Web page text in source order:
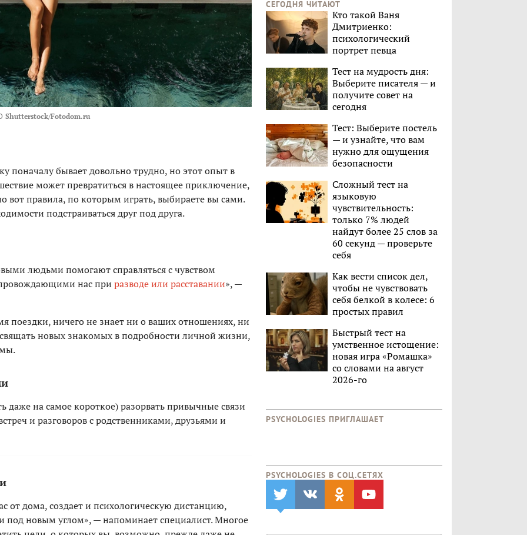
Shutterstock/Fotodom.ru
поначалу бывает довольно трудно, но этот опыт в
может превратиться в настоящее приключение,
вот правила, по которым играть, выбираете вы сами.
подстраиваться друг под друга.
людьми помогают справляться с чувством
нас при разводе или расставании», —
поездки, ничего не знает ни о ваших отношениях, ни
новых знакомых в подробности личной жизни,
даже на самое короткое) разорвать привычные связи
и разговоров с родственниками, друзьями и
от дома, создает и психологическую дистанцию,
новым углом», — напоминает специалист. Многое
СЕГОДНЯ ЧИТАЮТ
Кто такой Ваня
Дмитриенко:
психологический
портрет певца
Тест на мудрость дня:
Выберите писателя — и
получите совет на
сегодня
Тест: Выберите постель
— и узнайте, что вам
нужно для ощущения
безопасности
Сложный тест на
языковую
чувствительность:
только 7% людей
найдут более 25 слов за
60 секунд — проверьте
себя
Как вести список дел,
чтобы не чувствовать
себя белкой в колесе: 6
простых правил
Быстрый тест на
умственное истощение:
новая игра «Ромашка»
со словами на август
2026-го
PSYCHOLOGIES ПРИГЛАШАЕТ
PSYCHOLOGIES В CОЦ.СЕТЯХ